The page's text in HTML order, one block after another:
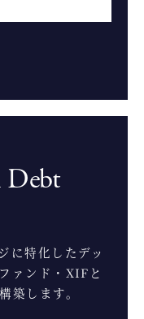
Debt
に特化したデッ
ァンド・XIFと
築します。